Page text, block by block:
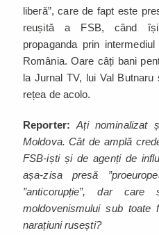
liberă”, care de fapt este
reușită a FSB, când
propaganda prin
România. Oare câți bani
la Jurnal TV, lui Val
rețea de acolo.
Reporter:
Ați nominalizat
Moldova. Cât de amplă
FSB-iști și de agenți de
așa-zisa presă
”anticorupție”, dar
moldovenismului sub
narațiuni rusești?